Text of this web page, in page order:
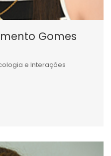
Gomes
e Interações